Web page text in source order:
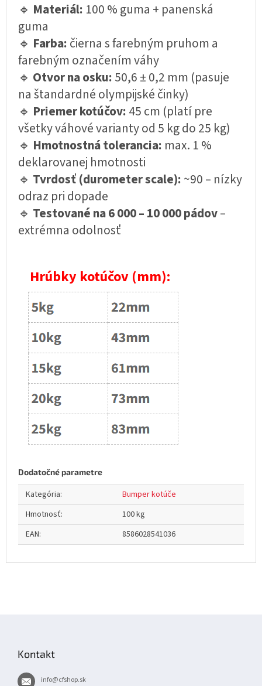
🔹 Materiál: 100 % guma + panenská
guma
🔹 Farba: čierna s farebným pruhom a
farebným označením váhy
🔹 Otvor na osku: 50,6 ± 0,2 mm (pasuje
na štandardné olympijské činky)
🔹 Priemer kotúčov: 45 cm (platí pre
všetky váhové varianty od 5 kg do 25 kg)
🔹 Hmotnostná tolerancia: max. 1 %
deklarovanej hmotnosti
🔹 Tvrdosť (durometer scale): ~90 – nízky
odraz pri dopade
🔹 Testované na 6 000 – 10 000 pádov–
extrémna odolnosť
Hrúbky kotúčov (mm):
Dodatočné parametre
Kategória:
Bumper kotúče
Hmotnosť:
100 kg
EAN: 8586028541036
Kontakt
info@cfshop.sk